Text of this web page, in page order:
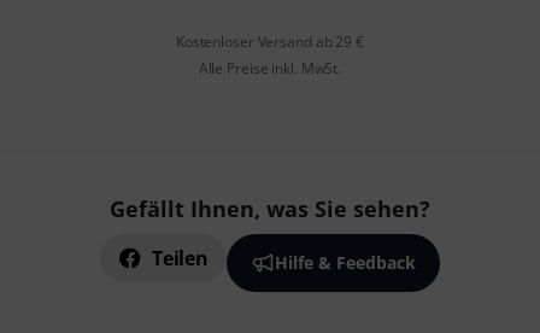
Kostenloser Versand ab 29 €
Alle Preise inkl. MwSt.
Gefällt Ihnen, was Sie sehen?
Teilen Hilfe & Feedback